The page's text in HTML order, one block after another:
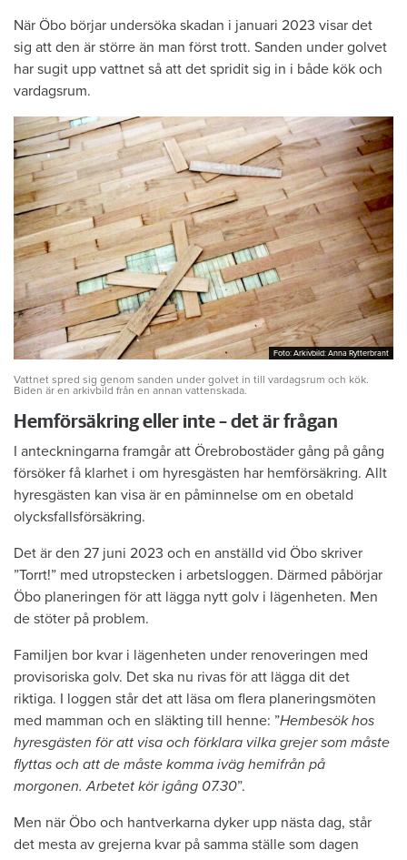
När Öbo börjar undersöka skadan i januari 2023 visar det
sig att den är större än man först trott. Sanden under golvet
har sugit upp vattnet så att det spridit sig in i både kök och
vardagsrum.
Foto: Arkivbild: Anna Rytterbrant
Foto: Arkivbild: Anna Rytterbrant
Vattnet spred sig genom sanden under golvet in till vardagsrum och kök.
Biden är en arkivbild från en annan vattenskada.
Hemförsäkring eller inte – det är frågan
I anteckningarna framgår att Örebrobostäder gång på gång
försöker få klarhet i om hyresgästen har hemförsäkring. Allt
hyresgästen kan visa är en påminnelse om en obetald
olycksfallsförsäkring.
Det är den 27 juni 2023 och en anställd vid Öbo skriver
”Torrt!” med utropstecken i arbetsloggen. Därmed påbörjar
Öbo planeringen för att lägga nytt golv i lägenheten. Men
de stöter på problem.
Familjen bor kvar i lägenheten under renoveringen med
provisoriska golv. Det ska nu rivas för att lägga dit det
riktiga. I loggen står det att läsa om flera planeringsmöten
med mamman och en släkting till henne: ”Hembesök hos
hyresgästen för att visa och förklara vilka grejer som måste
flyttas och att de måste komma iväg hemifrån på
morgonen. Arbetet kör igång 07.30”.
Men när Öbo och hantverkarna dyker upp nästa dag, står
det mesta av grejerna kvar på samma ställe som dagen